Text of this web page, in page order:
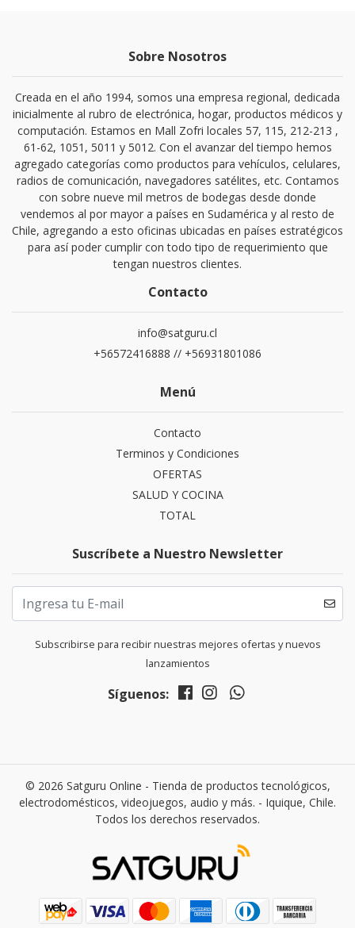
Sobre Nosotros
Creada en el año 1994, somos una empresa regional, dedicada
inicialmente al rubro de electrónica, hogar, productos médicos y
computación. Estamos en Mall Zofri locales 57, 115, 212-213 ,
61-62, 1051, 5011 y 5012. Con el avanzar del tiempo hemos
agregado categorías como productos para vehículos, celulares,
radios de comunicación, navegadores satélites, etc. Contamos
con sobre nueve mil metros de bodegas desde donde
vendemos al por mayor a países en Sudamérica y al resto de
Chile, agregando a esto oficinas ubicadas en países estratégicos
para así poder cumplir con todo tipo de requerimiento que
tengan nuestros clientes.
Contacto
info@satguru.cl
+56572416888 // +56931801086
Menú
Contacto
Terminos y Condiciones
OFERTAS
SALUD Y COCINA
TOTAL
Suscríbete a Nuestro Newsletter
Subscribirse para recibir nuestras mejores ofertas y nuevos
lanzamientos
Síguenos:
© 2026 Satguru Online - Tienda de productos tecnológicos,
electrodomésticos, videojuegos, audio y más. - Iquique, Chile.
Todos los derechos reservados.